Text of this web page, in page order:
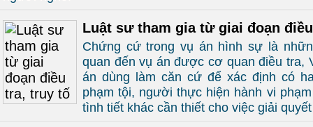
Luật sư tham gia từ giai đoạn
Chứng cứ trong vụ án hình sự là
quan đến vụ án được cơ quan điều tra,
án dùng làm căn cứ để xác định có
phạm tội, người thực hiện hành vi
tình tiết khác cần thiết cho việc giải